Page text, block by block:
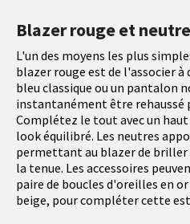
Blazer rouge et
L'un des moyens les plus
blazer rouge est de l'associer à
bleu classique ou un pantalon
instantanément être rehaussé
Complétez le tout avec un
look équilibré. Les neutres
permettant au blazer de briller
la tenue. Les accessoires
paire de boucles d'oreilles en
beige, pour compléter cette